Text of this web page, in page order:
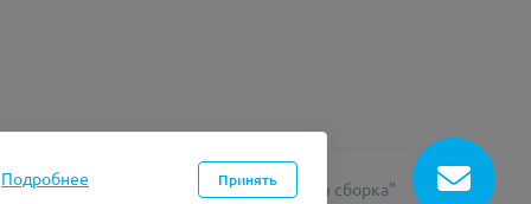
OpenCart "Русская сборка"
Подробнее Принять